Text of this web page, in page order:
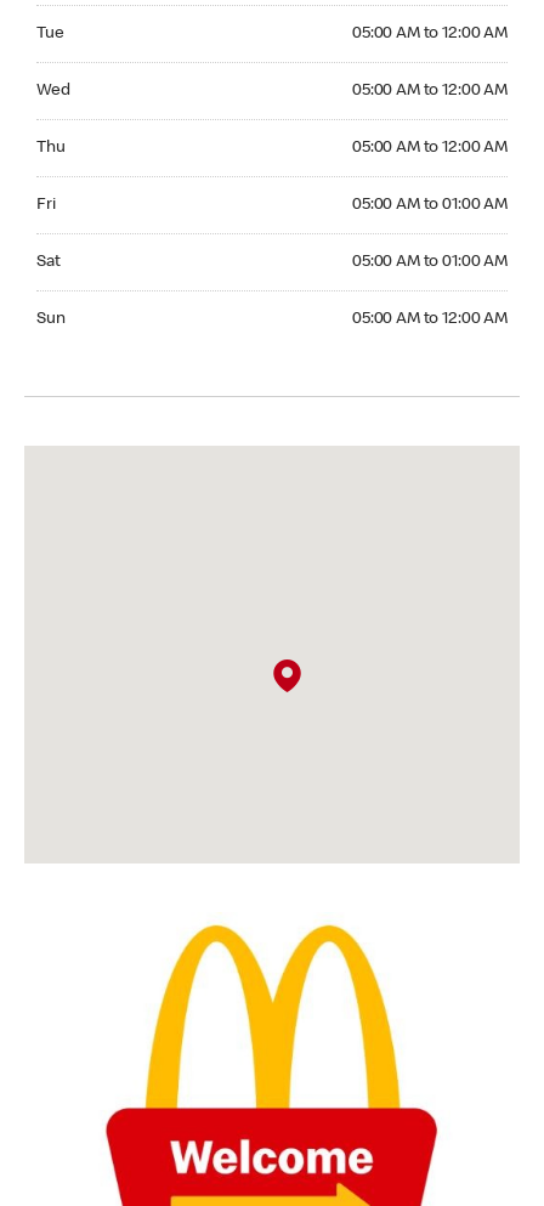
Tue 05:00 AM to 12:00 AM
Wed 05:00 AM to 12:00 AM
Thu 05:00 AM to 12:00 AM
Fri 05:00 AM to 01:00 AM
Sat 05:00 AM to 01:00 AM
Sun 05:00 AM to 12:00 AM